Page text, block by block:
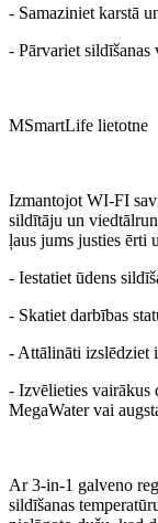
- Samaziniet karstā
- Pārvariet sildīšanas
MSmartLife lietotne
Izmantojot WI-FI
sildītāju un
ļaus jums justies ērti
- Iestatiet ūdens
- Skatiet darbības
- Attālināti izslēdziet
- Izvēlieties vairākus
MegaWater vai
Ar 3-in-1 galveno
sildīšanas